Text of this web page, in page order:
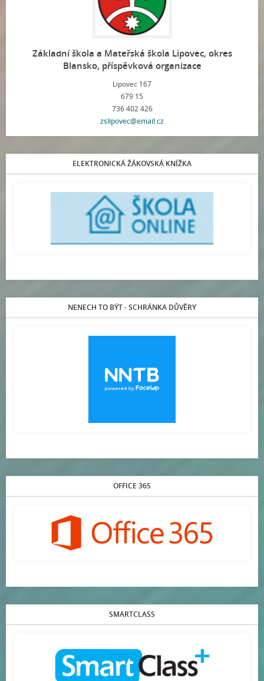
Základní škola a Mateřská škola Lipovec, okres
Blansko, příspěvková organizace
Lipovec 167
679 15
736 402 426
zslipovec@email.cz
ELEKTRONICKÁ ŽÁKOVSKÁ KNÍŽKA
NENECH TO BÝT - SCHRÁNKA DŮVĚRY
OFFICE 365
SMARTCLASS